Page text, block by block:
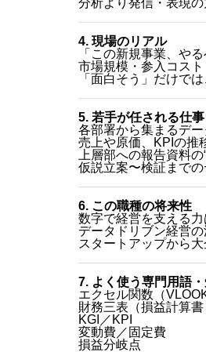
4. 現場のリアル
「この新規事業、や
市場規模・参入コス
「面白そう」だけで
5. 若手が任される仕事
各部署から集まるデ
売上や原価、KPIの推
上層部への報告資料
仮説立案〜検証まで
6. この職種の将来性
数字で経営を支える力
データドリブン経営
スタートアップから
7. よく使う専門用語
エクセル関数（
財務三表（損益計算
KGI／KPI
変動費／固定費
損益分岐点